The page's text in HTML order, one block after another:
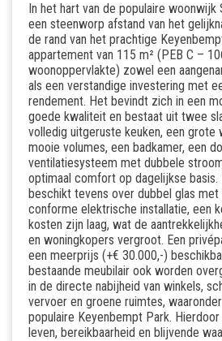
In het hart van de populaire woonwijk
een steenworp afstand van het
de rand van het prachtige
appartement van 115 m² (PEB C –
woonoppervlakte) zowel een
als een verstandige investering met
rendement. Het bevindt zich in een
goede kwaliteit en bestaat uit twee
volledig uitgeruste keuken, een grote
mooie volumes, een badkamer, een
ventilatiesysteem met dubbele
optimaal comfort op dagelijkse
beschikt tevens over dubbel glas
conforme elektrische installatie, een
kosten zijn laag, wat de
en woningkopers vergroot. Een
een meerprijs (+€ 30.000,-)
bestaande meubilair ook worden
in de directe nabijheid van winkels,
vervoer en groene ruimtes,
populaire Keyenbempt Park.
leven, bereikbaarheid en blijvende